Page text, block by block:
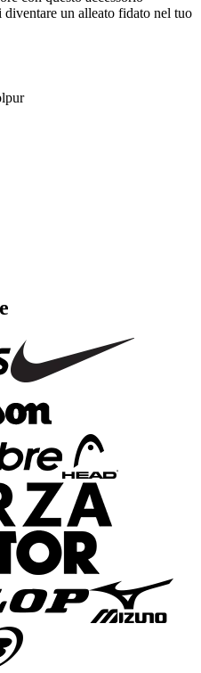
un alleato fidato nel tuo